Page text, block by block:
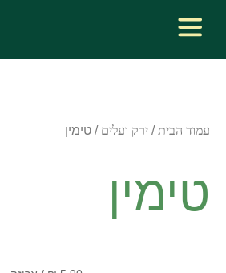
עמוד הבית / ירק ועלים / טימין
טימין